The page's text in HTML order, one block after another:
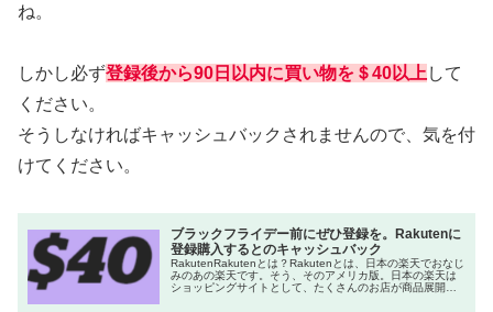
ね。
しかし必ず登録後から90日以内に買い物を＄40以上 して
ください。
そうしなければキャッシュバックされませんので、気を付
けてください。
ブラックフライデー前にぜひ登録を。Rakutenに
登録購入するとのキャッシュバック
RakutenRakutenとは？Rakutenとは、日本の楽天でおなじ
みのあの楽天です。そう、そのアメリカ版。日本の楽天は
ショッピングサイトとして、たくさんのお店が商品展開し